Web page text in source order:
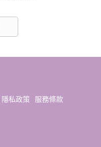
隱私政策 服務條款